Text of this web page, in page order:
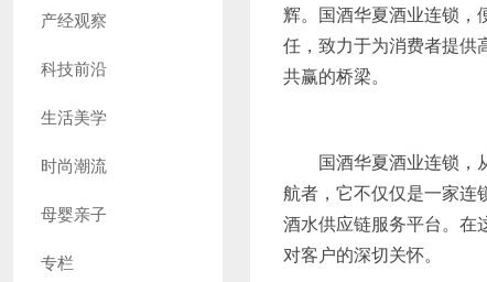
产经观察
科技前沿
生活美学
时尚潮流
母婴亲子
专栏
辉。国酒华夏酒业连锁，
任，致力于为消费者提供
共赢的桥梁。
国酒华夏酒业连锁，
航者，它不仅仅是一家连
酒水供应链服务平台。在
对客户的深切关怀。